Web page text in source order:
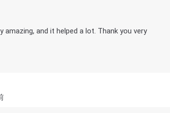
and it helped a lot. Thank you very